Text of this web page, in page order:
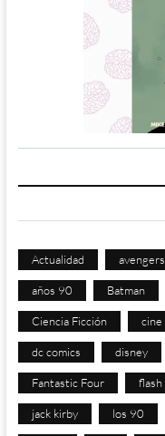
Actualidad avengers
años 90 Batman
Ciencia Ficción cine
dc comics disney
Fantastic Four flash
jack kirby los 90